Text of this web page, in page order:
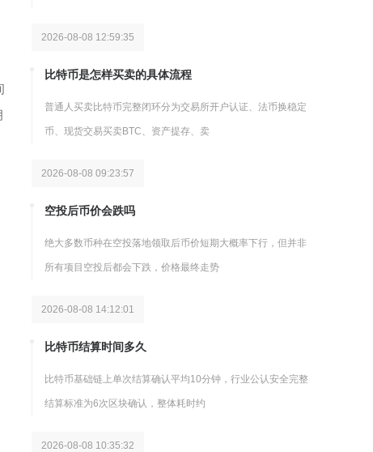
2026-08-08 12:59:35
比特币是怎样买卖的具体流程
普通人买卖比特币完整闭环分为交易所开户认证、法币换稳定
币、现货交易买卖BTC、资产提存、卖
2026-08-08 09:23:57
空投后币价会跌吗
绝大多数币种在空投落地领取后币价短期大概率下行，但并非
所有项目空投后都会下跌，价格最终走势
2026-08-08 14:12:01
比特币结算时间多久
比特币基础链上单次结算确认平均10分钟，行业公认安全完整
结算标准为6次区块确认，整体耗时约
2026-08-08 10:35:32